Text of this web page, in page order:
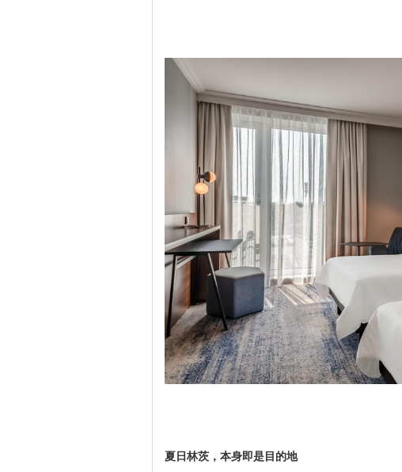
夏日林茨，本身即是目的地